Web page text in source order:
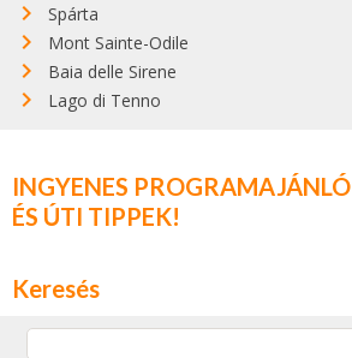
Spárta
Mont Sainte-Odile
Baia delle Sirene
Lago di Tenno
INGYENES PROGRAMAJÁNLÓ
ÉS ÚTI TIPPEK!
Keresés